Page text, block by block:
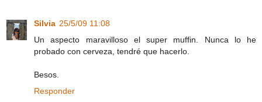
Silvia 25/5/09 11:08
Un aspecto maravilloso el super muffin. Nunca lo he
probado con cerveza, tendré que hacerlo.
Besos.
Responder